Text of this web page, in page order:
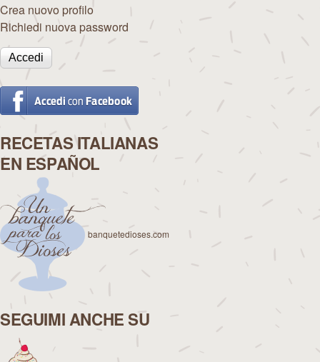
Crea nuovo profilo
Richiedi nuova password
RECETAS ITALIANAS
EN ESPAÑOL
banquetedioses.com
SEGUIMI ANCHE SU